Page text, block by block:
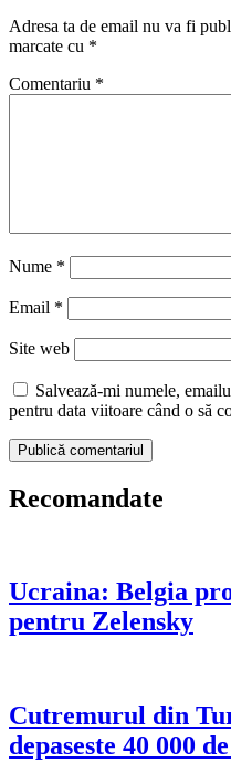
Adresa ta de email nu va fi
marcate cu *
Comentariu *
Nume *
Email *
Site web
Salvează-mi numele,
pentru data viitoare când o să
Recomandate
Ucraina: Belgia
pentru Zelensky
Cutremurul din
depaseste 40 000